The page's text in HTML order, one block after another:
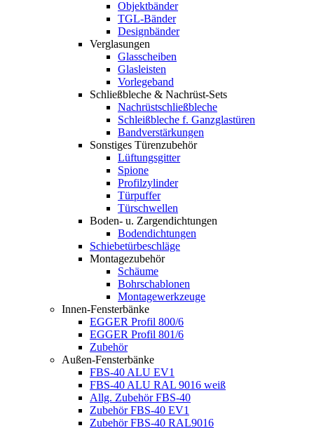
Objektbänder
TGL-Bänder
Designbänder
Verglasungen
Glasscheiben
Glasleisten
Vorlegeband
Schließbleche & Nachrüst-Sets
Nachrüstschließbleche
Schleißbleche f. Ganzglastüren
Bandverstärkungen
Sonstiges Türenzubehör
Lüftungsgitter
Spione
Profilzylinder
Türpuffer
Türschwellen
Boden- u. Zargendichtungen
Bodendichtungen
Schiebetürbeschläge
Montagezubehör
Schäume
Bohrschablonen
Montagewerkzeuge
Innen-Fensterbänke
EGGER Profil 800/6
EGGER Profil 801/6
Zubehör
Außen-Fensterbänke
FBS-40 ALU EV1
FBS-40 ALU RAL 9016 weiß
Allg. Zubehör FBS-40
Zubehör FBS-40 EV1
Zubehör FBS-40 RAL9016